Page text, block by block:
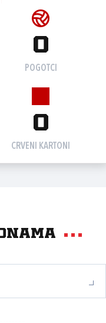
0
POGOTCI
0
CRVENI KARTONI